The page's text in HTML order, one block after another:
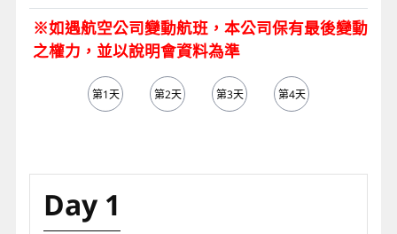
※如遇航空公司變動航班，本公司保有最後變動
之權力，並以說明會資料為準
第1天 第2天 第3天 第4天
Day 1